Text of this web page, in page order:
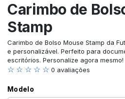
Carimbo de
Stamp
Carimbo de Bolso Mouse Stamp da
e personalizável. Perfeito para
escritórios. Personalize agora mesmo!
☆ ☆ ☆ ☆ ☆ 0 avaliações
Modelo